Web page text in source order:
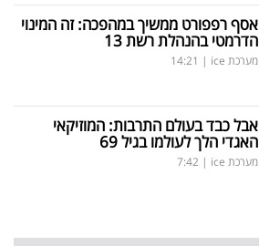
אסף רפפורט ממשיך במהפכה: זה המינוי
הדרמטי בהנהלת רשת 13
מערכת ice |
14:21
אבל כבד בעולם התרבות: המוזיקאי
האגדי הלך לעולמו בגיל 69
מערכת ice |
7:42